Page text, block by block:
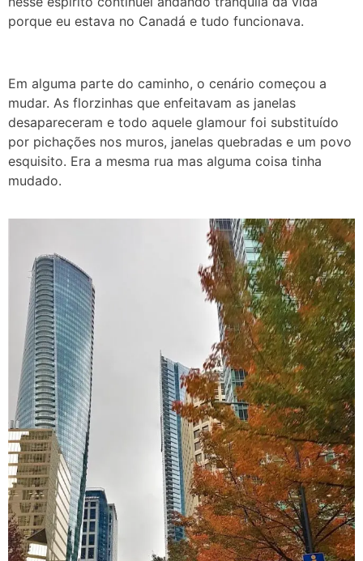
porque eu estava no Canadá e tudo funcionava.
Em alguma parte do caminho, o cenário começou a
mudar. As florzinhas que enfeitavam as janelas
desapareceram e todo aquele glamour foi substituído
por pichações nos muros, janelas quebradas e um povo
esquisito. Era a mesma rua mas alguma coisa tinha
mudado.